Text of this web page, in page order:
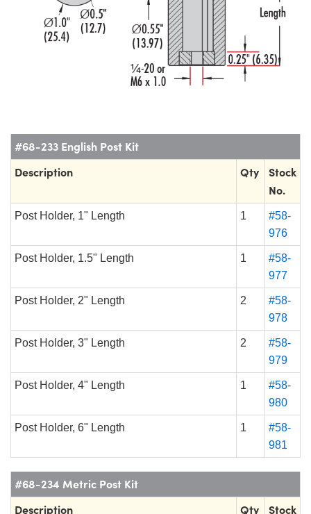
#68-233 English Post Kit
Description
Qty
Stock
No.
Post Holder, 1" Length 1
#58-
976
Post Holder, 1.5" Length 1
#58-
977
Post Holder, 2" Length 2
#58-
978
Post Holder, 3" Length 2
#58-
979
Post Holder, 4" Length 1
#58-
980
Post Holder, 6" Length 1
#58-
981
#68-234 Metric Post Kit
Description
Qty
Stock